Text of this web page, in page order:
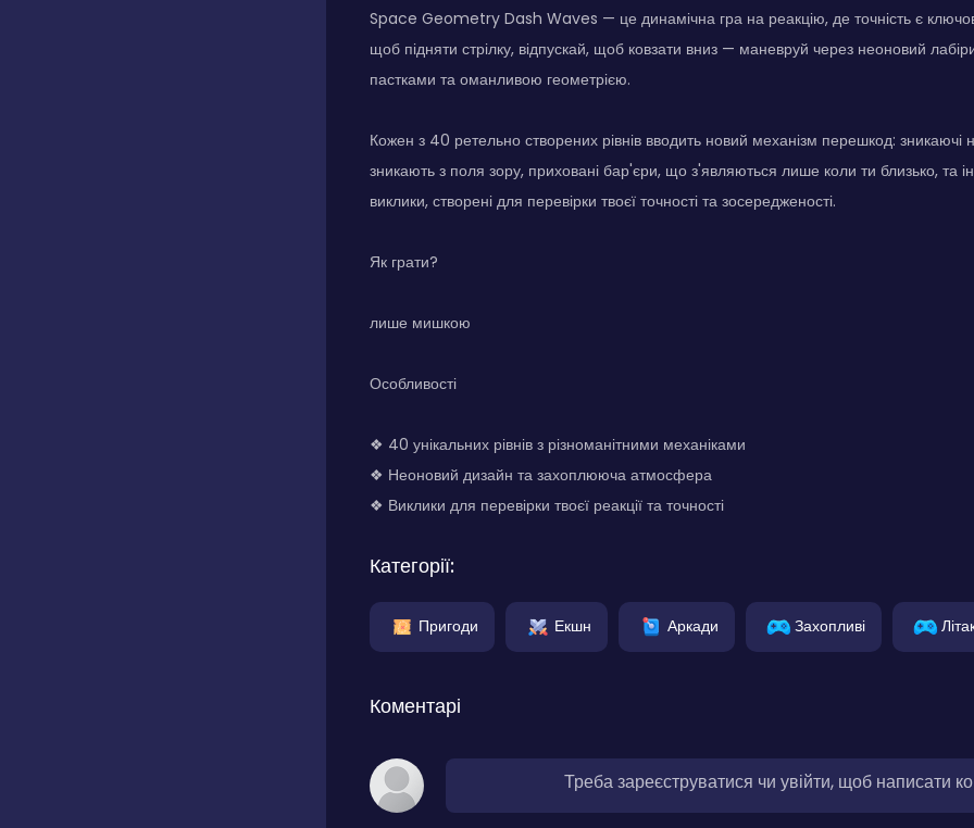
Space Geometry Dash Waves — це динамічна гра на реакцію, де точність є
щоб підняти стрілку, відпускай, щоб ковзати вниз — маневруй через неоновий
пастками та оманливою геометрією.
Кожен з 40 ретельно створених рівнів вводить новий механізм перешкод: зникаючі
зникають з поля зору, приховані бар'єри, що з'являються лише коли ти близько, та
виклики, створені для перевірки твоєї точності та зосередженості.
Як грати?
лише мишкою
Особливості
❖ 40 унікальних рівнів з різноманітними механіками
❖ Неоновий дизайн та захоплююча атмосфера
❖ Виклики для перевірки твоєї реакції та точності
Категорії:
Пригоди Екшн Аркади Захопливі
Коментарі
Треба зареєструватися чи увійти, щоб написати